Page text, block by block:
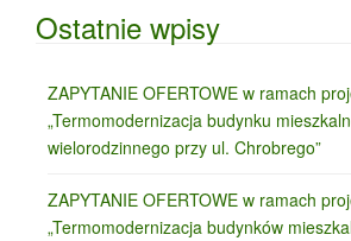
Ostatnie wpisy
ZAPYTANIE OFERTOWE w ramach
„Termomodernizacja budynku
wielorodzinnego przy ul. Chrobrego”
ZAPYTANIE OFERTOWE w ramach
„Termomodernizacja budynków